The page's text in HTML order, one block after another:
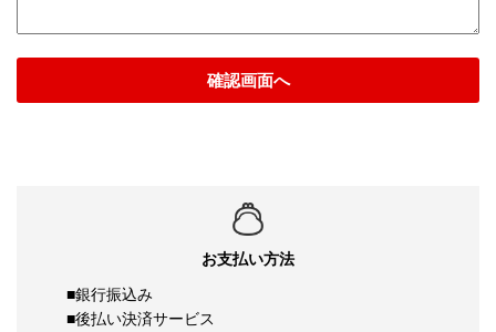
確認画面へ
お支払い方法
■銀行振込み
■後払い決済サービス